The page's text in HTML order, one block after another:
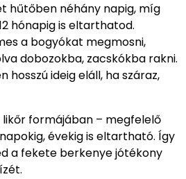
hűtőben néhány napig, míg
hónapig is eltarthatod.
a bogyókat megmosni,
dobozokba, zacskókba rakni.
hosszú ideig eláll, ha száraz,
likőr formájában – megfelelő
évekig is eltartható. Így
a fekete berkenye jótékony